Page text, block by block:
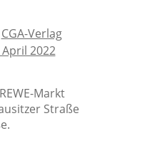
CGA-Verlag
April 2022
Markt
Straße